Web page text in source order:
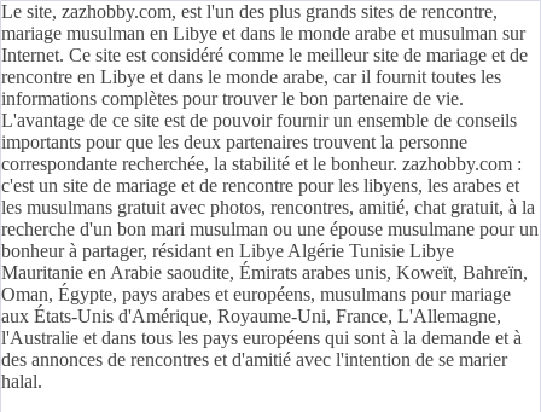
Le site, zazhobby.com, est l'un des plus grands sites de rencontre,
mariage musulman en Libye et dans le monde arabe et musulman sur
Internet. Ce site est considéré comme le meilleur site de mariage et de
rencontre en Libye et dans le monde arabe, car il fournit toutes les
informations complètes pour trouver le bon partenaire de vie.
L'avantage de ce site est de pouvoir fournir un ensemble de conseils
importants pour que les deux partenaires trouvent la personne
correspondante recherchée, la stabilité et le bonheur. zazhobby.com :
c'est un site de mariage et de rencontre pour les libyens, les arabes et
les musulmans gratuit avec photos, rencontres, amitié, chat gratuit, à la
recherche d'un bon mari musulman ou une épouse musulmane pour un
bonheur à partager, résidant en Libye Algérie Tunisie Libye
Mauritanie en Arabie saoudite, Émirats arabes unis, Koweït, Bahreïn,
Oman, Égypte, pays arabes et européens, musulmans pour mariage
aux États-Unis d'Amérique, Royaume-Uni, France, L'Allemagne,
l'Australie et dans tous les pays européens qui sont à la demande et à
des annonces de rencontres et d'amitié avec l'intention de se marier
halal.